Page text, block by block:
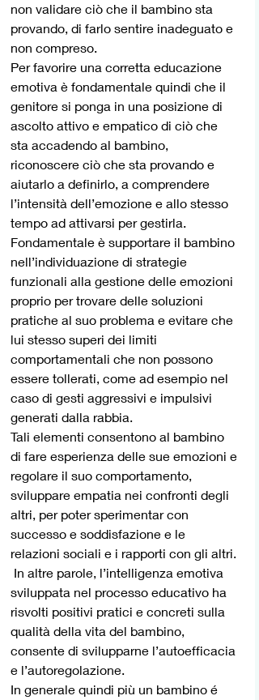
non validare ciò che il bambino sta
provando, di farlo sentire inadeguato e
non compreso.
Per favorire una corretta educazione
emotiva è fondamentale quindi che il
genitore si ponga in una posizione di
ascolto attivo e empatico di ciò che
sta accadendo al bambino,
riconoscere ciò che sta provando e
aiutarlo a definirlo, a comprendere
l’intensità dell’emozione e allo stesso
tempo ad attivarsi per gestirla.
Fondamentale è supportare il bambino
nell’individuazione di strategie
funzionali alla gestione delle emozioni
proprio per trovare delle soluzioni
pratiche al suo problema e evitare che
lui stesso superi dei limiti
comportamentali che non possono
essere tollerati, come ad esempio nel
caso di gesti aggressivi e impulsivi
generati dalla rabbia.
Tali elementi consentono al bambino
di fare esperienza delle sue emozioni e
regolare il suo comportamento,
sviluppare empatia nei confronti degli
altri, per poter sperimentar con
successo e soddisfazione e le
relazioni sociali e i rapporti con gli altri.
In altre parole, l’intelligenza emotiva
sviluppata nel processo educativo ha
risvolti positivi pratici e concreti sulla
qualità della vita del bambino,
consente di svilupparne l’autoefficacia
e l’autoregolazione.
In generale quindi più un bambino é